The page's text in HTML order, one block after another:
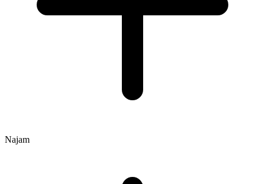
Najam